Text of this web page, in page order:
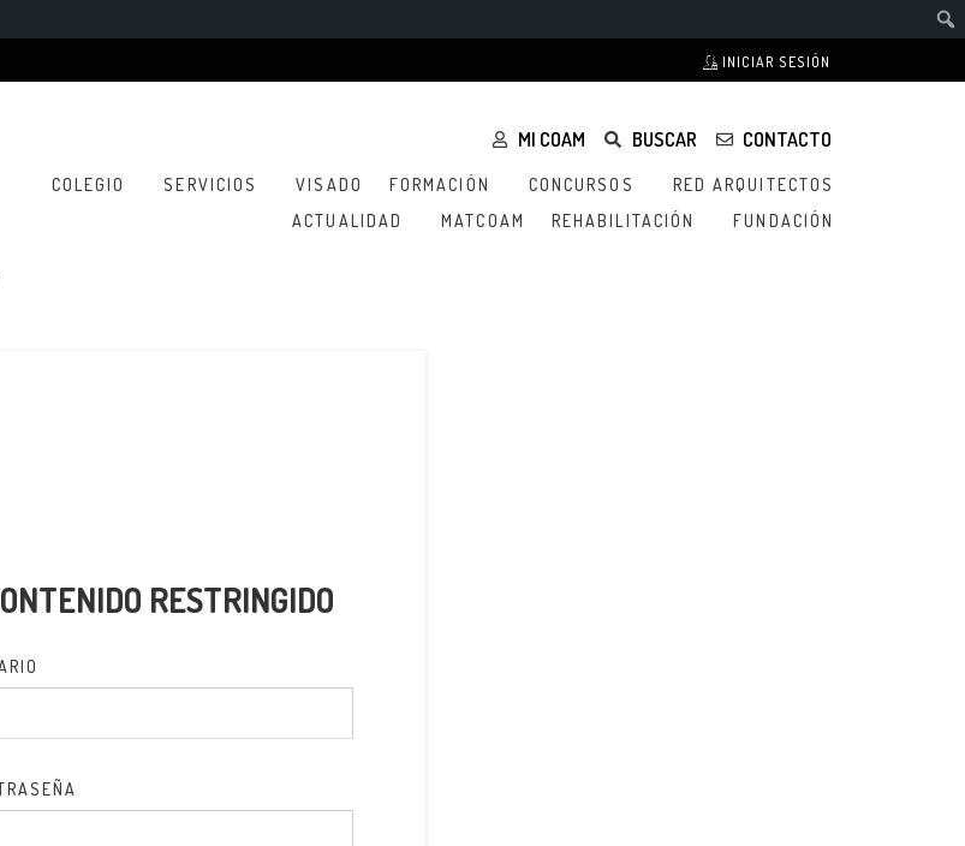
INICIAR SESIÓN
MI COAM BUSCAR CONTACTO
COLEGIO SERVICIOS VISADO FORMACIÓN CONCURSOS
RED ARQUITECTOS
ACTUALIDAD
MATCOAM REHABILITACIÓN FUNDACIÓN
RESTRINGIDO